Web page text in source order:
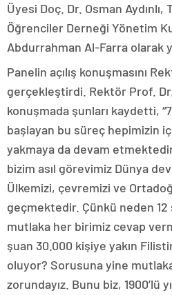
Üyesi Doç. Dr. Osman Aydınlı,
Öğrenciler Derneği Yönetim
Abdurrahman Al-Farra olarak
Panelin açılış konuşmasını
gerçekleştirdi. Rektör Prof.
konuşmada şunları kaydetti,
başlayan bu süreç hepimizin
yakmaya da devam
bizim asıl görevimiz Dünya
Ülkemizi, çevremizi ve
geçmektedir. Çünkü neden
mutlaka her birimiz cevap
şuan 30.000 kişiye yakın
oluyor? Sorusuna yine
zorundayız. Bunu biz, 1900’lü